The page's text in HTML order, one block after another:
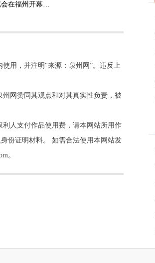
2026中国工艺美术博览会在福州开幕 泉州工美“潮”这看
用，并注明“来源：泉州网”。违反上
网赞同其观点和对其真实性负责，被
人支付作品使用费，请本网站所用作
份证明材料。 如需合法使用本网站发
。